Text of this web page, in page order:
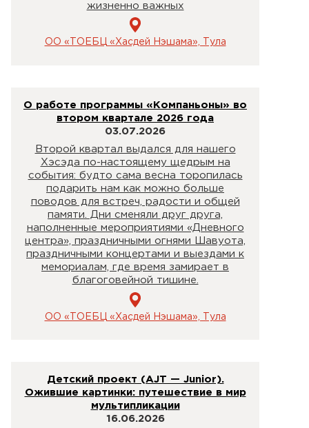
жизненно важных
ОО «ТОЕБЦ «Хасдей Нэшама», Тула
О работе программы «Компаньоны» во
втором квартале 2026 года
03.07.2026
Второй квартал выдался для нашего
Хэсэда по-настоящему щедрым на
события: будто сама весна торопилась
подарить нам как можно больше
поводов для встреч, радости и общей
памяти. Дни сменяли друг друга,
наполненные мероприятиями «Дневного
центра», праздничными огнями Шавуота,
праздничными концертами и выездами к
мемориалам, где время замирает в
благоговейной тишине.
ОО «ТОЕБЦ «Хасдей Нэшама», Тула
Детский проект (AJT — Junior).
Ожившие картинки: путешествие в мир
мультипликации
16.06.2026